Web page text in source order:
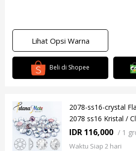
Lihat Opsi Warna
Beli di Shopee
2078-ss16-crystal
2078 ss16 Kristal /
IDR 116,000 / 1
Waktu Siap 2 hari